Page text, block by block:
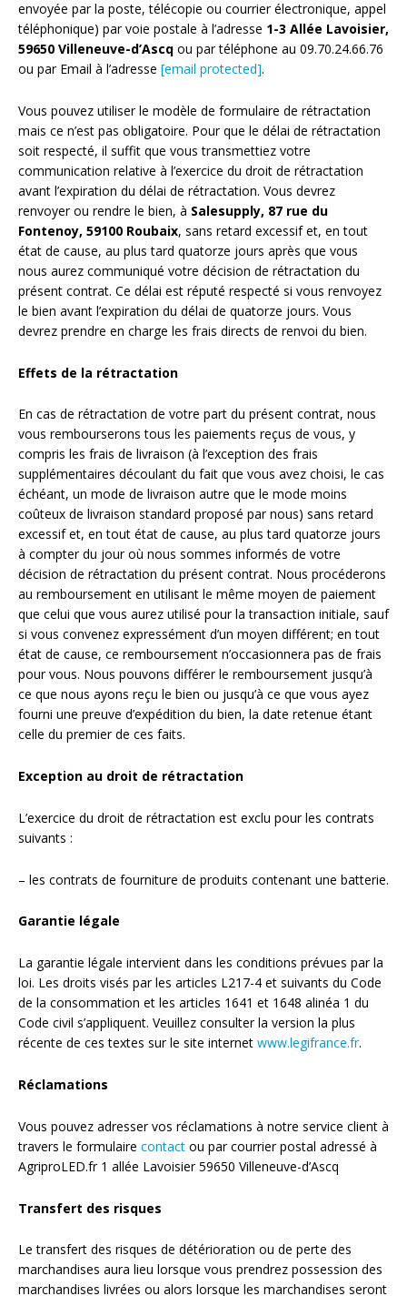
envoyée par la poste, télécopie ou courrier électronique, appel
téléphonique) par voie postale à l’adresse 1-3 Allée Lavoisier,
59650 Villeneuve-d’Ascq ou par téléphone au 09.70.24.66.76
ou par Email à l’adresse [email protected].
Vous pouvez utiliser le modèle de formulaire de rétractation
mais ce n’est pas obligatoire. Pour que le délai de rétractation
soit respecté, il suffit que vous transmettiez votre
communication relative à l’exercice du droit de rétractation
avant l’expiration du délai de rétractation. Vous devrez
renvoyer ou rendre le bien, à Salesupply, 87 rue du
Fontenoy, 59100 Roubaix, sans retard excessif et, en tout
état de cause, au plus tard quatorze jours après que vous
nous aurez communiqué votre décision de rétractation du
présent contrat. Ce délai est réputé respecté si vous renvoyez
le bien avant l’expiration du délai de quatorze jours. Vous
devrez prendre en charge les frais directs de renvoi du bien.
Effets de la rétractation
En cas de rétractation de votre part du présent contrat, nous
vous rembourserons tous les paiements reçus de vous, y
compris les frais de livraison (à l’exception des frais
supplémentaires découlant du fait que vous avez choisi, le cas
échéant, un mode de livraison autre que le mode moins
coûteux de livraison standard proposé par nous) sans retard
excessif et, en tout état de cause, au plus tard quatorze jours
à compter du jour où nous sommes informés de votre
décision de rétractation du présent contrat. Nous procéderons
au remboursement en utilisant le même moyen de paiement
que celui que vous aurez utilisé pour la transaction initiale, sauf
si vous convenez expressément d’un moyen différent; en tout
état de cause, ce remboursement n’occasionnera pas de frais
pour vous. Nous pouvons différer le remboursement jusqu’à
ce que nous ayons reçu le bien ou jusqu’à ce que vous ayez
fourni une preuve d’expédition du bien, la date retenue étant
celle du premier de ces faits.
Exception au droit de rétractation
L’exercice du droit de rétractation est exclu pour les contrats
suivants :
– les contrats de fourniture de produits contenant une batterie.
Garantie légale
La garantie légale intervient dans les conditions prévues par la
loi. Les droits visés par les articles L217-4 et suivants du Code
de la consommation et les articles 1641 et 1648 alinéa 1 du
Code civil s’appliquent. Veuillez consulter la version la plus
récente de ces textes sur le site internet www.legifrance.fr.
Réclamations
Vous pouvez adresser vos réclamations à notre service client à
travers le formulaire contact ou par courrier postal adressé à
AgriproLED.fr 1 allée Lavoisier 59650 Villeneuve-d’Ascq
Transfert des risques
Le transfert des risques de détérioration ou de perte des
marchandises aura lieu lorsque vous prendrez possession des
marchandises livrées ou alors lorsque les marchandises seront